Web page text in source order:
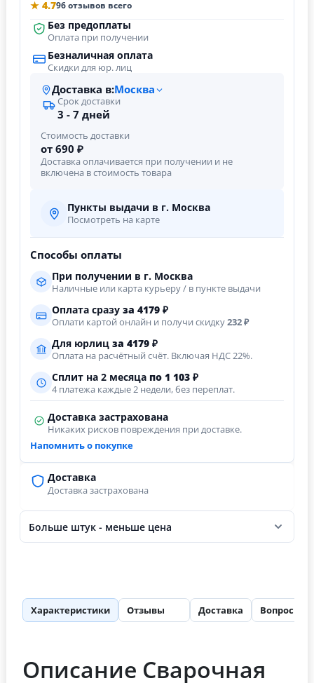
Доставка
Доставка застрахована
Больше штук - меньше цена
★ 4.796 отзывов всего
Без предоплаты
Оплата при получении
Безналичная оплата
Скидки для юр. лиц
Доставка в:Москва
Срок доставки
3 - 7 дней
Стоимость доставки
от 690 ₽
Доставка оплачивается при получении и не
включена в стоимость товара
Пункты выдачи в г. Москва
Посмотреть на карте
Способы оплаты
При получении в г. Москва
Наличные или карта курьеру / в пункте выдачи
Оплата сразу за 4179 ₽
Оплати картой онлайн и получи скидку232 ₽
Для юрлиц за 4179 ₽
Оплата на расчётный счёт. Включая НДС 22%.
Сплит на 2 месяца по 1 103 ₽
4 платежа каждые 2 недели, без переплат.
Доставка застрахована
Никаких рисков повреждения при доставке.
Напомнить о покупке
Характеристики Отзывы Доставка Вопросы
Описание Сварочная